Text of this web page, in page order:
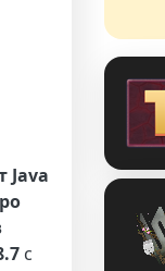
Java
с